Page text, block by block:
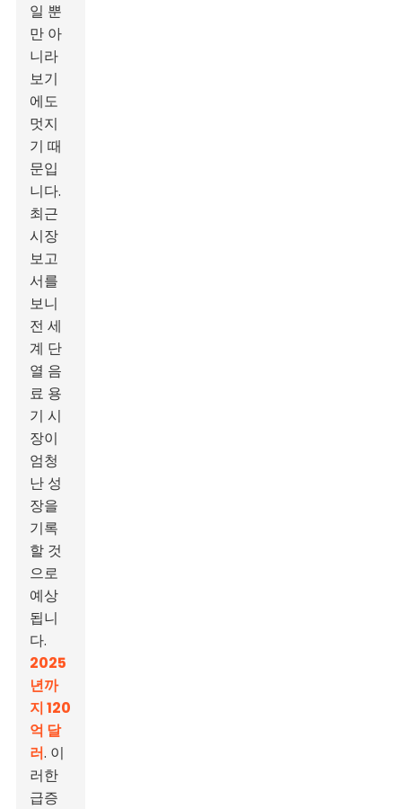
일 뿐
만 아
니라
보기
에도
멋지
기 때
문입
니다.
최근
시장
보고
서를
보니
전 세
계 단
열 음
료 용
기 시
장이
엄청
난 성
장을
기록
할 것
으로
예상
됩니
다.
2025
년까
지 120
억 달
러. 이
러한
급증